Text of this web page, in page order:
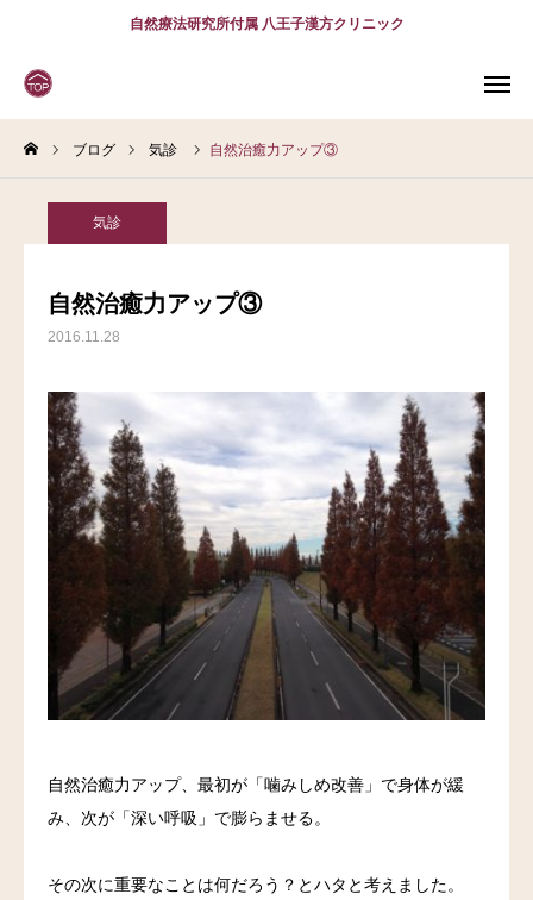
自然療法研究所付属 八王子漢方クリニック
ブログ 気診 自然治癒力アップ③
気診
自然治癒力アップ③
2016.11.28
自然治癒力アップ、最初が「噛みしめ改善」で身体が緩
み、次が「深い呼吸」で膨らませる。
その次に重要なことは何だろう？とハタと考えました。
WEB予約
電話予約
当院について
診療案内
スタッフ紹介
アクセス
ブログ
気診の学校